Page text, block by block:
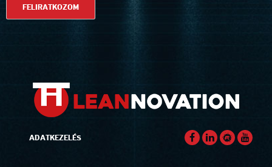
ADATKEZELÉS